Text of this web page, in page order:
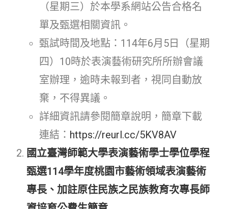
（星期三）於本學系網站公告合格名
單及甄選相關資訊。
甄試時間及地點：114年6月5日（星期
四）10時於表演藝術研究所所辦會議
室辦理，逾時未報到者，視同自動放
棄，不得異議。
詳細資訊請參閱簡章說明，簡章下載
連結： https://reurl.cc/5KV8AV
國立臺灣師範大學表演藝術學士學位學程
甄選114學年度桃園市藝術領域表演藝術
專長、加註原住民族之民族教育次專長師